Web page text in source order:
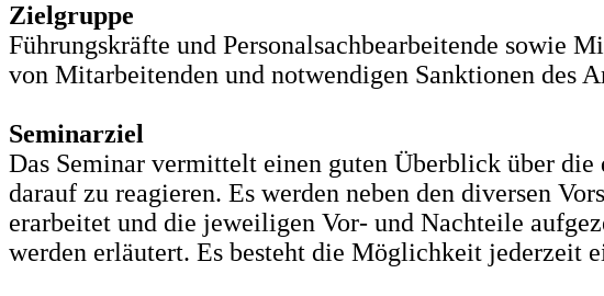
Zielgruppe
Führungskräfte und Personalsachbearbeitende sowie
von Mitarbeitenden und notwendigen Sanktionen des
Seminarziel
Das Seminar vermittelt einen guten Überblick über
darauf zu reagieren. Es werden neben den diversen
erarbeitet und die jeweiligen Vor- und Nachteile
werden erläutert. Es besteht die Möglichkeit jederzeit